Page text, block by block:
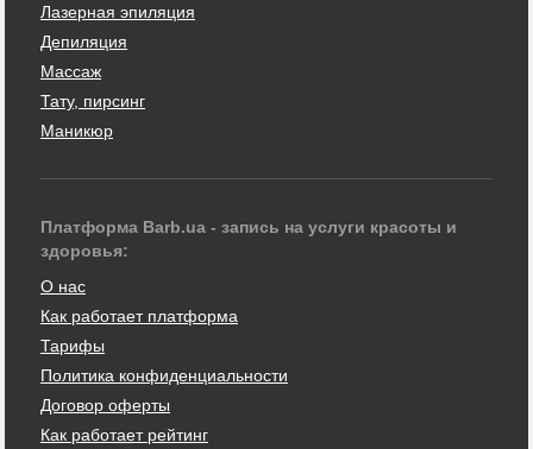
Лазерная эпиляция
Депиляция
Массаж
Тату, пирсинг
Маникюр
Платформа Barb.ua - запись на услуги красоты и
здоровья:
О нас
Как работает платформа
Тарифы
Политика конфиденциальности
Договор оферты
Как работает рейтинг